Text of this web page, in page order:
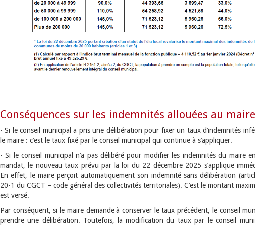
Conséquences sur les indemnités allouées au maire
- Si le conseil municipal a pris une délibération pour fixer un taux d’indemnités
le maire : c’est le taux fixé par le conseil municipal qui continue à s’appliquer.
- Si le conseil municipal n’a pas délibéré pour modifier les indemnités du maire
mandat, le nouveau taux prévu par la loi du 22 décembre 2025 s’applique
En effet, le maire perçoit automatiquement son indemnité sans délibération
20-1 du CGCT – code général des collectivités territoriales). C’est le montant
est versé.
Par conséquent, si le maire demande à conserver le taux précédent, le conseil
prendre une délibération. Toutefois, la modification du taux par le conseil